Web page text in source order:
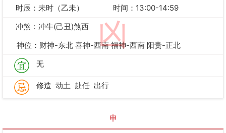
凶
时辰：未时（乙未）
时间：13:00-14:59
冲煞：冲牛(己丑)煞西
神位：财神-东北 喜神-西南 福神-西南 阳贵-正北
无
修造 动土 赴任 出行
申